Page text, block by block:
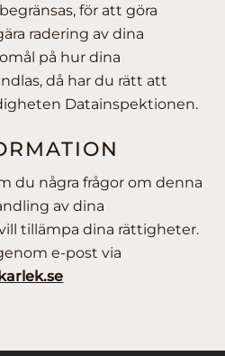
för att göra
radering av dina
på hur dina
då har du rätt att
Datainspektionen.
du några frågor om denna
av dina
tillämpa dina rättigheter.
e-post via